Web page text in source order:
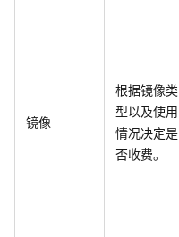
镜像
根据镜像类
型以及使用
情况决定是
否收费。